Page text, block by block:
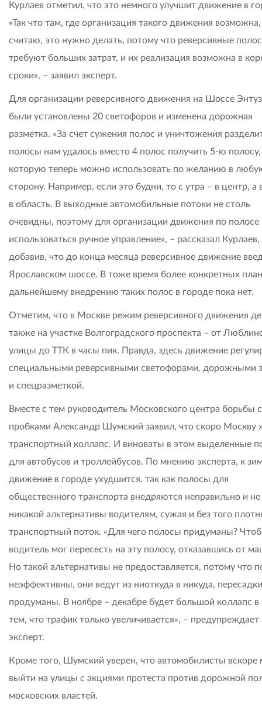
Курлаев отметил, что это немного улучшит движение в
«Так что там, где организация такого движения возможна,
считаю, это нужно делать, потому что реверсивные
требуют больших затрат, и их реализация возможна в
сроки», – заявил эксперт.
Для организации реверсивного движения на Шоссе
были установлены 20 светофоров и изменена дорожная
разметка. «За счет сужения полос и уничтожения
полосы нам удалось вместо 4 полос получить 5-ю полосу,
которую теперь можно использовать по желанию в
сторону. Например, если это будни, то с утра – в центр, а
в область. В выходные автомобильные потоки не столь
очевидны, поэтому для организации движения по полосе
использоваться ручное управление», – рассказал Курлаев,
добавив, что до конца месяца реверсивное движение
Ярославском шоссе. В тоже время более конкретных
дальнейшему внедрению таких полос в городе пока нет.
Отметим, что в Москве режим реверсивного движения
также на участке Волгоградского проспекта – от
улицы до ТТК в часы пик. Правда, здесь движение
специальными реверсивными светофорами, дорожными
и спецразметкой.
Вместе с тем руководитель Московского центра борьбы с
пробками Александр Шумский заявил, что скоро Москву
транспортный коллапс. И виноваты в этом выделенные
для автобусов и троллейбусов. По мнению эксперта, к
движение в городе ухудшится, так как полосы для
общественного транспорта внедряются неправильно и
никакой альтернативы водителям, сужая и без того
транспортный поток. «Для чего полосы придуманы?
водитель мог пересесть на эту полосу, отказавшись от
Но такой альтернативы не предоставляется, потому что
неэффективны, они ведут из ниоткуда в никуда,
продуманы. В ноябре – декабре будет большой коллапс в
тем, что трафик только увеличивается», – предупреждает
эксперт.
Кроме того, Шумский уверен, что автомобилисты вскоре
выйти на улицы с акциями протеста против дорожной
московских властей.